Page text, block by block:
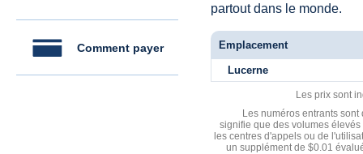
Comment payer
partout dans le monde.
Emplacement
Lucerne
Les prix sont
Les numéros entrants
signifie que des volumes
les centres d'appels ou de
un supplément de $0.01